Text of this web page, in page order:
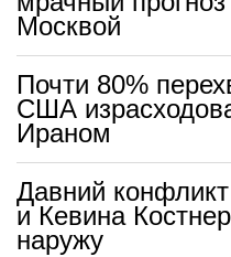
Москвой
Почти 80%
США
Ираном
Давний
и Кевина
наружу